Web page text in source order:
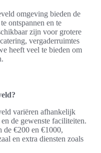
omgeving bieden de
ontspannen en te
zijn voor grotere
vergaderruimtes
heeft veel te bieden om
variëren afhankelijk
de gewenste faciliteiten.
de €200 en €1000,
en extra diensten zoals